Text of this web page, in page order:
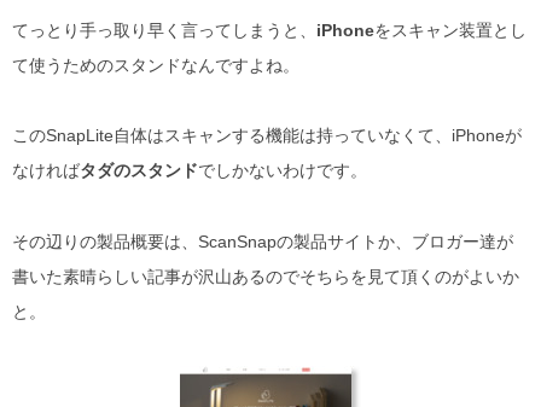
てっとり手っ取り早く言ってしまうと、 iPhoneをスキャン装置とし
て使うためのスタンドなんですよね。
このSnapLite自体はスキャンする機能は持っていなくて、iPhoneが
なければタダのスタンドでしかないわけです。
その辺りの製品概要は、ScanSnapの製品サイトか、ブロガー達が
書いた素晴らしい記事が沢山あるのでそちらを見て頂くのがよいか
と。